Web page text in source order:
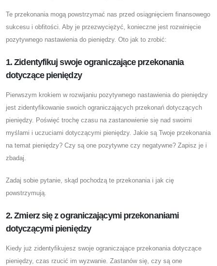
Te przekonania mogą powstrzymać nas przed osiągnięciem finansowego
sukcesu i obfitości. Aby je przezwyciężyć, konieczne jest rozwinięcie
pozytywnego nastawienia do pieniędzy. Oto jak to zrobić:
1. Zidentyfikuj swoje ograniczające przekonania
dotyczące pieniędzy
Pierwszym krokiem w rozwijaniu pozytywnego nastawienia do pieniędzy
jest zidentyfikowanie swoich ograniczających przekonań dotyczących
pieniędzy. Poświęć trochę czasu na zastanowienie się nad swoimi
myślami i uczuciami dotyczącymi pieniędzy. Jakie są Twoje przekonania
na temat pieniędzy? Czy są one pozytywne czy negatywne? Zapisz je i
zbadaj.
Zadaj sobie pytanie, skąd pochodzą te przekonania i jak cię
powstrzymują.
2. Zmierz się z ograniczającymi przekonaniami
dotyczącymi pieniędzy
Kiedy już zidentyfikujesz swoje ograniczające przekonania dotyczące
pieniędzy, czas rzucić im wyzwanie. Zastanów się, czy są one